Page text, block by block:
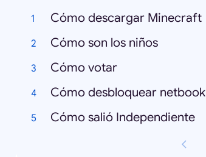
Cómo descargar Minecraft
Cómo son los niños
Cómo votar
Cómo desbloquear netbook
Cómo salió Independiente